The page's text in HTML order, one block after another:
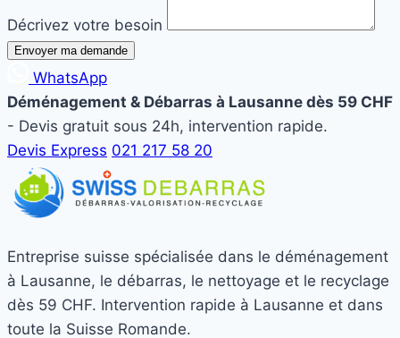
Décrivez votre besoin
Envoyer ma demande
WhatsApp
Déménagement & Débarras à Lausanne dès 59 CHF
- Devis gratuit sous 24h, intervention rapide.
Devis Express 021 217 58 20
Entreprise suisse spécialisée dans le déménagement
à Lausanne, le débarras, le nettoyage et le recyclage
dès 59 CHF. Intervention rapide à Lausanne et dans
toute la Suisse Romande.